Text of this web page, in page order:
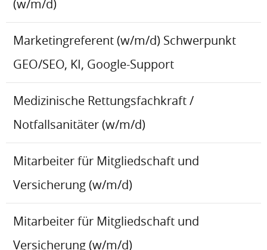
(w/m/d)
Marketingreferent (w/m/d) Schwerpunkt
GEO/SEO, KI, Google-Support
Medizinische Rettungsfachkraft /
Notfallsanitäter (w/m/d)
Mitarbeiter für Mitgliedschaft und
Versicherung (w/m/d)
Mitarbeiter für Mitgliedschaft und
Versicherung (w/m/d)